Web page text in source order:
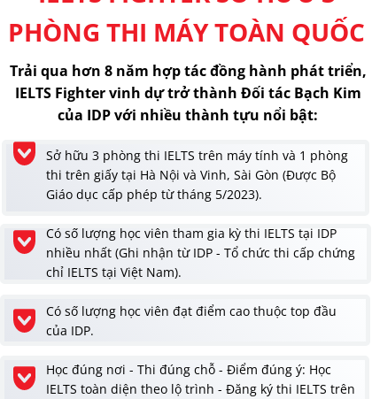
Trải qua hơn 8 năm hợp tác đồng hành phát triển,
IELTS Fighter vinh dự trở thành Đối tác Bạch Kim
của IDP với nhiều thành tựu nổi bật:
Sở hữu 3 phòng thi IELTS trên máy tính và 1 phòng
thi trên giấy tại Hà Nội và Vinh, Sài Gòn (Được Bộ
Giáo dục cấp phép từ tháng 5/2023).
Có số lượng học viên tham gia kỳ thi IELTS tại IDP
nhiều nhất (Ghi nhận từ IDP - Tổ chức thi cấp chứng
chỉ IELTS tại Việt Nam).
Có số lượng học viên đạt điểm cao thuộc top đầu
của IDP.
Học đúng nơi - Thi đúng chỗ - Điểm đúng ý: Học
IELTS toàn diện theo lộ trình - Đăng ký thi IELTS trên
PHÒNG THI MÁY TOÀN QUỐC